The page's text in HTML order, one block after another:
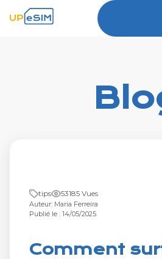
tips 53185 Vues
Auteur: Maria Ferreira
Publié le : 14/05/2025
Comment